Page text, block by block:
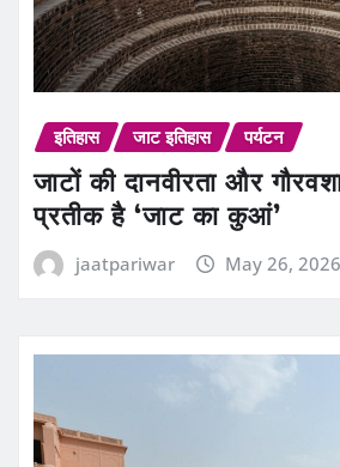
इतिहास जाट इतिहास पर्यटन
जाटों की दानवीरता और
प्रतीक है ‘जाट का कुआं’
jaatpariwar May 26, 2026